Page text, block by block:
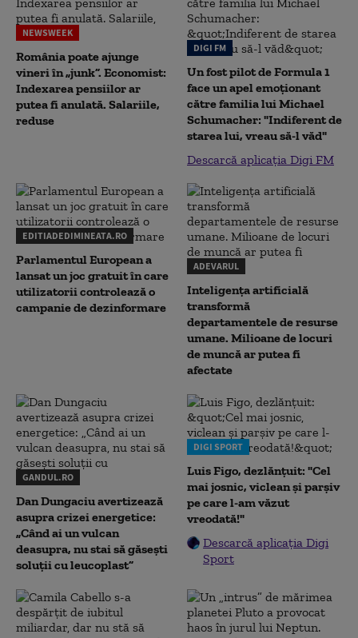
NEWSWEEK
România poate ajunge
vineri în „junk”. Economist:
Indexarea pensiilor ar
putea fi anulată. Salariile,
reduse
DIGI FM
Un fost pilot de Formula 1
face un apel emoționant
către familia lui Michael
Schumacher: "Indiferent de
starea lui, vreau să-l văd"
Descarcă aplicația Digi FM
EDITIADEDIMINEATA.RO
Parlamentul European a
lansat un joc gratuit în care
utilizatorii controlează o
campanie de dezinformare
ADEVARUL
Inteligența artificială
transformă
departamentele de resurse
umane. Milioane de locuri
de muncă ar putea fi
afectate
GANDUL.RO
Dan Dungaciu avertizează
asupra crizei energetice:
„Când ai un vulcan
deasupra, nu stai să găsești
soluții cu leucoplast”
DIGI SPORT
Luis Figo, dezlănțuit: "Cel
mai josnic, viclean și parșiv
pe care l-am văzut
vreodată!"
Descarcă aplicația Digi
Sport